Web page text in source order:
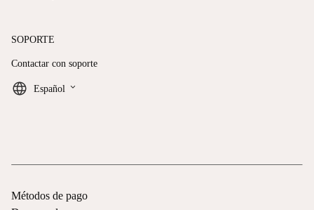
SOPORTE
Contactar con soporte
Español keyboard_arrow_down
Métodos de pago